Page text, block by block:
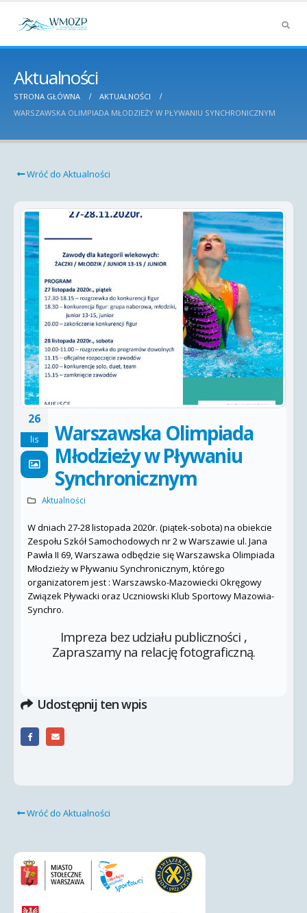
Aktualności
STRONA GŁÓWNA
AKTUALNOŚCI
WARSZAWSKA OLIMPIADA MŁODZIEŻY W PŁYWANIU SYNCHRONICZNYM
Wróć do Aktualności
26
lis
Warszawska Olimpiada
Młodzieży w Pływaniu
Synchronicznym
Aktualności
W dniach 27-28 listopada 2020r. (piątek-sobota) na obiekcie
Zespołu Szkół Samochodowych nr 2 w Warszawie ul. Jana
Pawła II 69, Warszawa odbędzie się Warszawska Olimpiada
Młodzieży w Pływaniu Synchronicznym, którego
organizatorem jest : Warszawsko-Mazowiecki Okręgowy
Związek Pływacki oraz Uczniowski Klub Sportowy Mazowia-
Synchro.
Impreza bez udziału publiczności ,
Zapraszamy na relację fotograficzną.
Udostępnij ten wpis
Wróć do Aktualności